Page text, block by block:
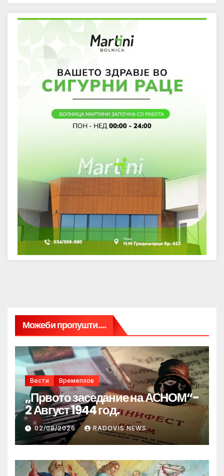
Можеби пропушти....
Вести Времеплов
„Првото заседание на АСНОМ“-
2 Август 1944 год.
02/08/2026 RADOVIS NEWS